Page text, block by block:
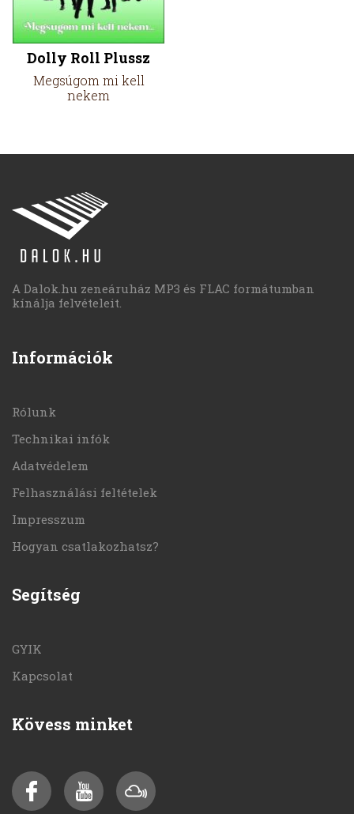
Dolly Roll Plussz
Megsúgom mi kell
nekem
A Dalok.hu zeneáruház MP3 és FLAC formátumban
kínálja felvételeit.
Információk
Rólunk
Technikai infók
Adatvédelem
Felhasználási feltételek
Impresszum
Hogyan csatlakozhatsz?
Segítség
GYIK
Kapcsolat
Kövess minket